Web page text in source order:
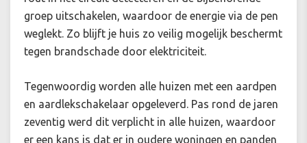
groep uitschakelen, waardoor de energie via de pen
weglekt. Zo blijft je huis zo veilig mogelijk beschermt
tegen brandschade door elektriciteit.
Tegenwoordig worden alle huizen met een aardpen
en aardlekschakelaar opgeleverd. Pas rond de jaren
zeventig werd dit verplicht in alle huizen, waardoor
er een kans is dat er in oudere woningen en panden